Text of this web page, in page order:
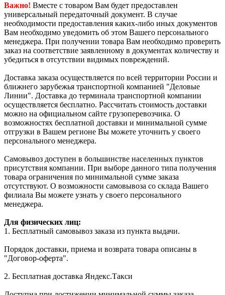
Важно! Вместе с товаром Вам будет предоставлен
универсальный передаточный документ. В случае
необходимости предоставления каких-либо иных документов
Вам необходимо уведомить об этом Вашего персонального
менеджера. При получении товара Вам необходимо проверить
заказ на соответствие заявленному в документах количеству и
убедиться в отсутствии видимых повреждений.
Доставка заказа осуществляется по всей территории России и
ближнего зарубежья транспортной компанией "Деловые
Линии". Доставка до терминала транспортной компании
осуществляется бесплатно. Рассчитать стоимость доставки
можно на официальном сайте грузоперевозчика. О
возможностях бесплатной доставки и минимальной сумме
отгрузки в Вашем регионе Вы можете уточнить у своего
персонального менеджера.
Самовывоз доступен в большинстве населенных пунктов
присутствия компании. При выборе данного типа получения
товара ограничения по минимальной сумме заказа
отсутствуют. О возможности самовывоза со склада Вашего
филиала Вы можете узнать у своего персонального
менеджера.
Для физических лиц:
1. Бесплатный самовывоз заказа из пункта выдачи.
Порядок доставки, приема и возврата товара описаны в
"Договор-оферта".
2. Бесплатная доставка Яндекс.Такси